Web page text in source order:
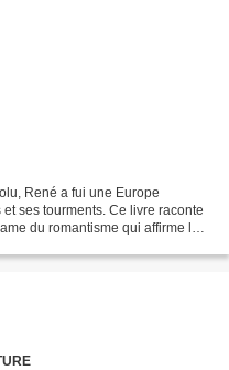
René a fui une Europe
ses tourments. Ce livre raconte
du romantisme qui affirme la